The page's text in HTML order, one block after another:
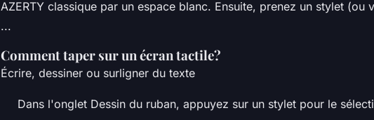
AZERTY classique par un espace blanc. Ensuite, prenez un stylet (ou
...
Comment taper sur un écran tactile?
Écrire, dessiner ou surligner du texte
Dans l'onglet Dessin du ruban, appuyez sur un stylet pour le